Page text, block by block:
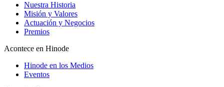
Nuestra Historia
Misión y Valores
Actuación y Negocios
Premios
Acontece en Hinode
Hinode en los Medios
Eventos